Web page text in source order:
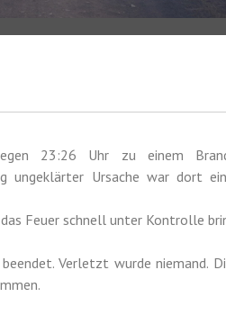
23:26 Uhr zu einem
ungeklärter Ursache war dort
Feuer schnell unter Kontrolle
Verletzt wurde niemand.